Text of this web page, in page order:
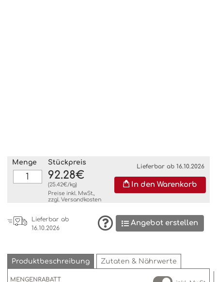
Menge Stückpreis
92.28€
(25.42€/kg)
Preise inkl. MwSt.,
zzgl. Versandkosten
Lieferbar ab 16.10.2026
In den Warenkorb
Lieferbar ab
16.10.2026
Angebot erstellen
Produktbeschreibung Zutaten & Nährwerte
MENGENRABATT